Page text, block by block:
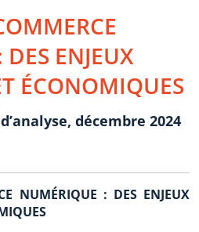
ENJEUX
ÉCONOMIQUES
décembre 2024
NUMÉRIQUE : DES ENJEUX